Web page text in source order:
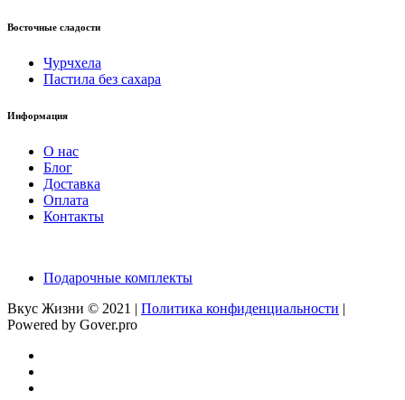
Восточные сладости
Чурчхела
Пастила без сахара
Информация
О нас
Блог
Доставка
Оплата
Контакты
Подарочные комплекты
Вкус Жизни © 2021 | Политика конфиденциальности |
Powered by Gover.pro